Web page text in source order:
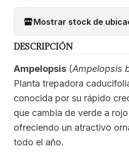
Mostrar stock de
DESCRIPCIÓN
Ampelopsis (Ampelopsis
Planta trepadora
conocida por su rápido
que cambia de verde a
ofreciendo un atractivo
todo el año.